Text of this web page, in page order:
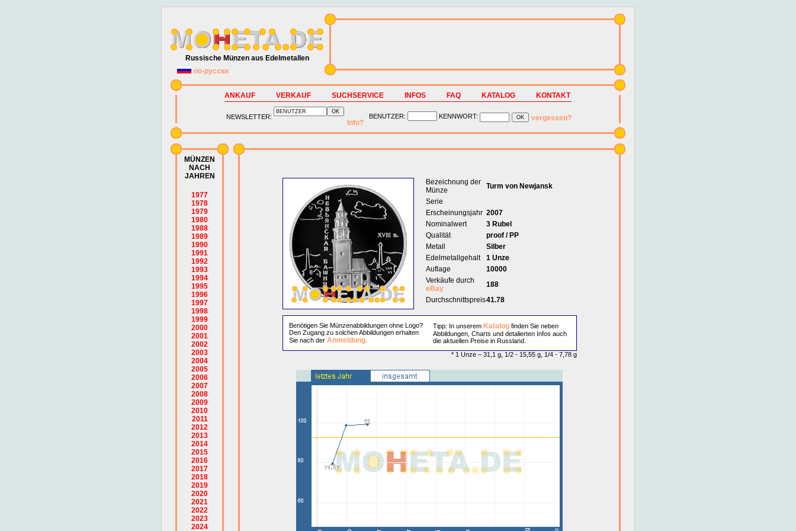
Russische Münzen aus Edelmetallen
по-русски
ANKAUF VERKAUF SUCHSERVICE INFOS FAQ KATALOG KONTAKT
NEWSLETTER:
Info?
BENUTZER: KENNWORT: vergessen?
MÜNZEN
NACH
JAHREN
1977
1978
1979
1980
1988
1989
1990
1991
1992
1993
1994
1995
1996
1997
1998
1999
2000
2001
2002
2003
2004
2005
2006
2007
2008
2009
2010
2011
2012
2013
2014
2015
2016
2017
2018
2019
2020
2021
2022
2023
2024
Bezeichnung der
Münze
Turm von Newjansk
Serie
Erscheinungsjahr 2007
Nominalwert
3 Rubel
Qualität
proof / PP
Metall
Silber
Edelmetallgehalt
1 Unze
Auflage
10000
Verkäufe durch
eBay
188
Durchschnittspreis41.78
Benötigen Sie Münzenabbildungen ohne Logo?
Den Zugang zu solchen Abbildungen erhalten
Sie nach der Anmeldung.
Tipp: In unserem Katalogfinden Sie neben
Abbildungen, Charts und detalierten Infos auch
die aktuellen Preise in Russland.
* 1 Unze – 31,1 g, 1/2 - 15,55 g, 1/4 - 7,78 g